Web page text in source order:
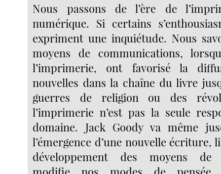
Nous passons de l’ère de
numérique. Si certains
expriment une inquiétude. Nous
moyens de communications,
l’imprimerie, ont favorisé la
nouvelles dans la chaîne du livre
guerres de religion ou des
l’imprimerie n’est pas la seule
domaine. Jack Goody va même
l’émergence d’une nouvelle écriture,
développement des moyens de